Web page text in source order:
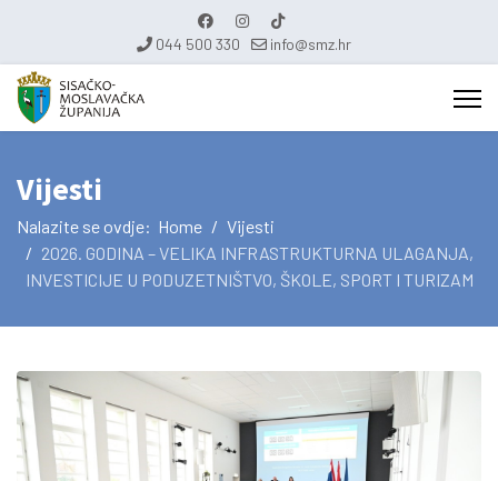
044 500 330 info@smz.hr
Vijesti
Nalazite se ovdje: Home
Vijesti
2026. GODINA – VELIKA INFRASTRUKTURNA ULAGANJA,
INVESTICIJE U PODUZETNIŠTVO, ŠKOLE, SPORT I TURIZAM